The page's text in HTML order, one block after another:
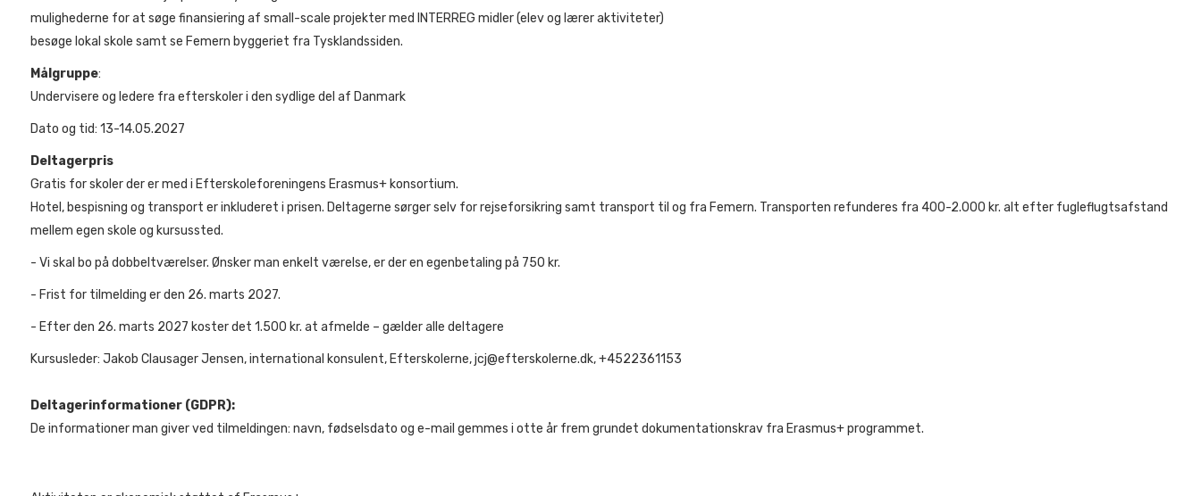
mulighederne for at søge finansiering af small-scale projekter med INTERREG midler (elev og lærer aktiviteter)
besøge lokal skole samt se Femern byggeriet fra Tysklandssiden.
Målgruppe:
Undervisere og ledere fra efterskoler i den sydlige del af Danmark
Dato og tid: 13-14.05.2027
Deltagerpris
Gratis for skoler der er med i Efterskoleforeningens Erasmus+ konsortium.
Hotel, bespisning og transport er inkluderet i prisen. Deltagerne sørger selv for rejseforsikring samt transport til og fra Femern. Transporten refunderes fra 400-2.000 kr. alt efter fugleflugtsafstand
mellem egen skole og kursussted.
- Vi skal bo på dobbeltværelser. Ønsker man enkelt værelse, er der en egenbetaling på 750 kr.
- Frist for tilmelding er den 26. marts 2027.
- Efter den 26. marts 2027 koster det 1.500 kr. at afmelde – gælder alle deltagere
Kursusleder: Jakob Clausager Jensen, international konsulent, Efterskolerne, jcj@efterskolerne.dk, +4522361153
Deltagerinformationer (GDPR):
De informationer man giver ved tilmeldingen: navn, fødselsdato og e-mail gemmes i otte år frem grundet dokumentationskrav fra Erasmus+ programmet.